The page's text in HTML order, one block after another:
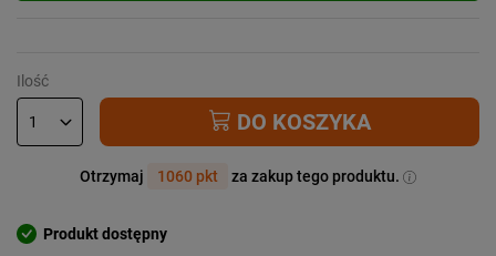
Ilość
DO KOSZYKA
Otrzymaj 1060 pkt za zakup tego produktu.
Produkt dostępny